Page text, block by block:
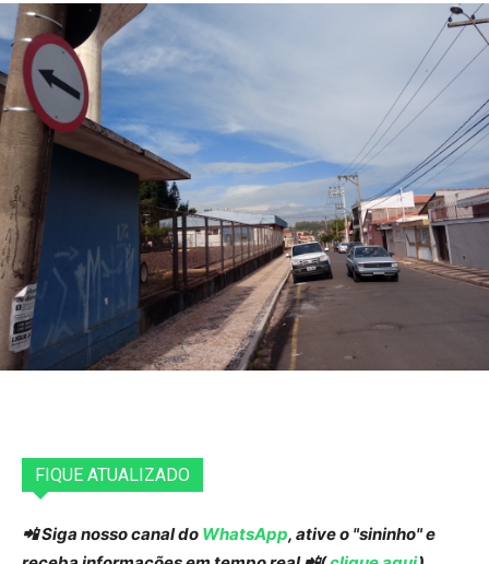
FIQUE ATUALIZADO
📲 Siga nosso canal do WhatsApp, ative o "sininho" e